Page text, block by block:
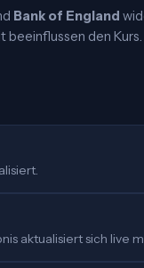
Bank of England
beeinflussen den Kurs.
aktualisiert sich live